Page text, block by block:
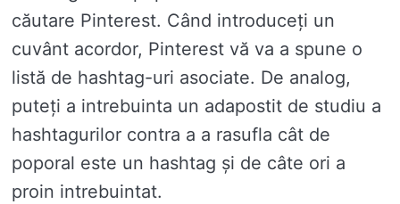
căutare Pinterest. Când introduceți un
cuvânt acordor, Pinterest vă va a spune o
listă de hashtag-uri asociate. De analog,
puteți a intrebuinta un adapostit de studiu a
hashtagurilor contra a a rasufla cât de
poporal este un hashtag și de câte ori a
proin intrebuintat.